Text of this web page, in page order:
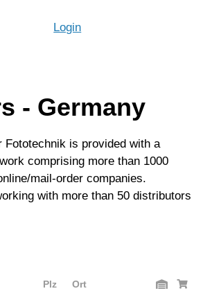
Login
- Germany
Fototechnik is provided with a
comprising more than 1000
mail-order companies.
with more than 50 distributors
Plz Ort